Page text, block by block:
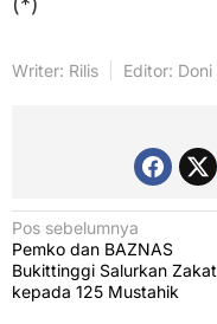
Writer: Rilis Editor: Doni
N
a
v
Pos sebelumnya
Pemko dan BAZNAS
Bukittinggi Salurkan Zakat
kepada 125 Mustahik